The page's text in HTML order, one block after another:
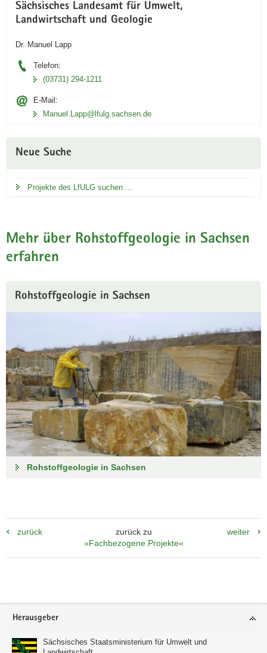
Sächsisches Landesamt für Umwelt,
Landwirtschaft und Geologie
Dr. Manuel Lapp
Telefon:
(03731) 294-1211
E-Mail:
Manuel.Lapp@lfulg.sachsen.de
Neue Suche
Projekte des LfULG suchen ...
Mehr über Rohstoffgeologie in Sachsen
erfahren
Rohstoffgeologie in Sachsen
Rohstoffgeologie in Sachsen
zurück
zurück zu
»Fachbezogene Projekte«
weiter
Footer-
Herausgeber
Sächsisches Staatsministerium für Umwelt und